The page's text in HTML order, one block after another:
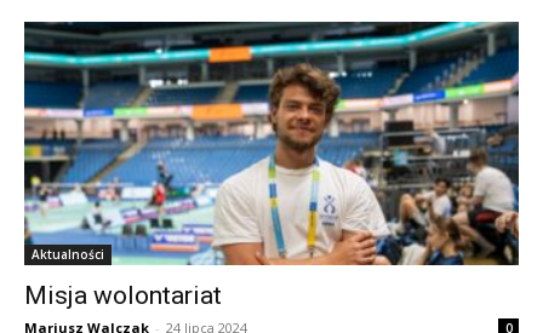
Aktualności
Misja wolontariat
Mariusz Walczak - 24 lipca 2024 0